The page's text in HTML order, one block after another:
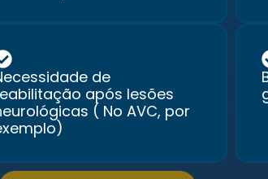
de
após lesões
( No AVC, por